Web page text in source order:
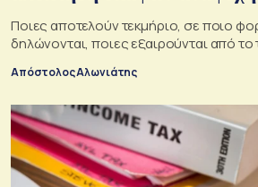
Ποιες αποτελούν τεκμήριο, σε ποιο
δηλώνονται, ποιες εξαιρούνται από το
Απόστολος Αλωνιάτης